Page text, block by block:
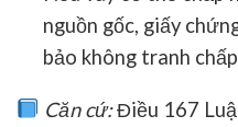
nguồn gốc, giấy
bảo không tranh
Căn cứ:Điều 167